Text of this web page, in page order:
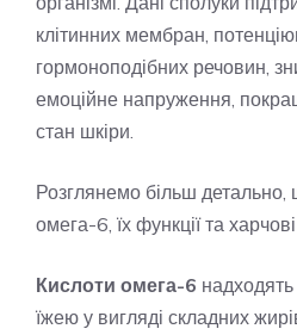
клітинних мембран,
гормоноподібних речовин,
емоційне напруження,
стан шкіри.
Розглянемо більш детально,
омега-6, їх функції та
Кислоти омега-6
їжею у вигляді складних